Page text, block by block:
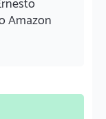
Amazon